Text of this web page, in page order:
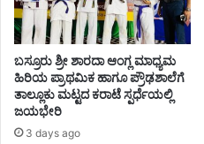
ಬಸ್ರೂರು ಶ್ರೀ ಶಾರದಾ ಆಂಗ್ಲ ಮಾಧ್ಯಮ
ಹಿರಿಯ ಪ್ರಾಥಮಿಕ ಹಾಗೂ ಪ್ರೌಢಶಾಲೆಗೆ
ತಾಲ್ಲೂಕು ಮಟ್ಟದ ಕರಾಟೆ ಸ್ಪರ್ಧೆಯಲ್ಲಿ
ಜಯಭೇರಿ
3 days ago